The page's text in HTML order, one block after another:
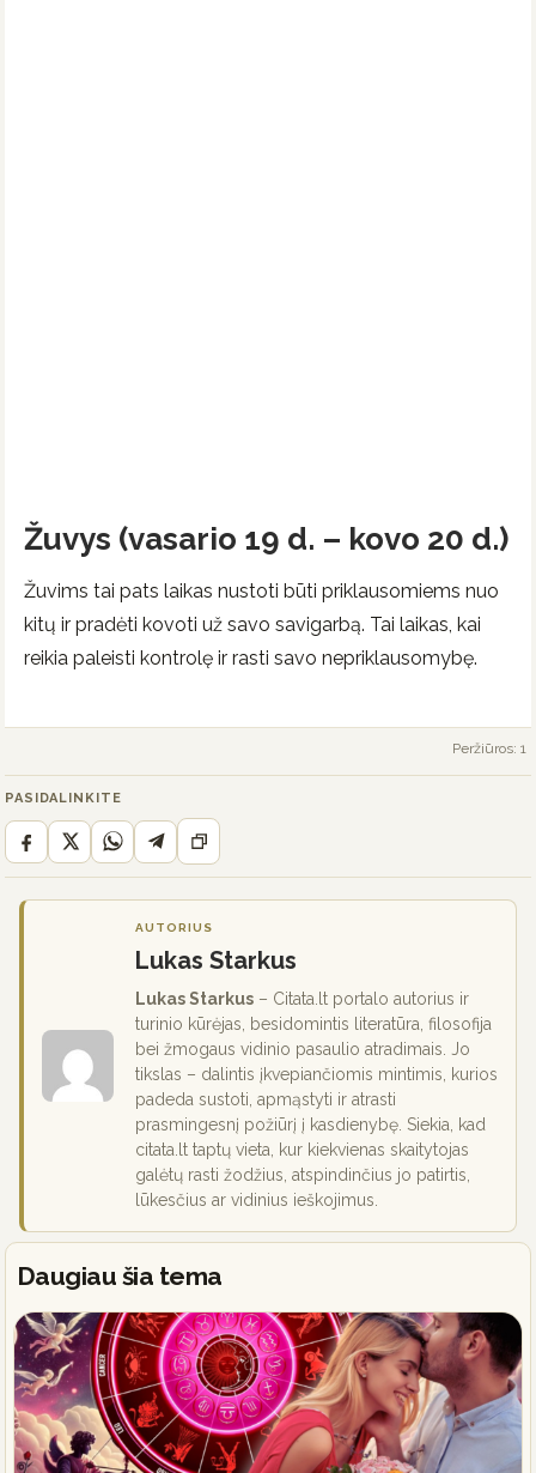
Žuvys (vasario 19 d. – kovo 20 d.)
Žuvims tai pats laikas nustoti būti priklausomiems nuo
kitų ir pradėti kovoti už savo savigarbą. Tai laikas, kai
reikia paleisti kontrolę ir rasti savo nepriklausomybę.
Peržiūros: 1
PASIDALINKITE
AUTORIUS
Lukas Starkus
Lukas Starkus – Citata.lt portalo autorius ir
turinio kūrėjas, besidomintis literatūra, filosofija
bei žmogaus vidinio pasaulio atradimais. Jo
tikslas – dalintis įkvepiančiomis mintimis, kurios
padeda sustoti, apmąstyti ir atrasti
prasmingesnį požiūrį į kasdienybę. Siekia, kad
citata.lt taptų vieta, kur kiekvienas skaitytojas
galėtų rasti žodžius, atspindinčius jo patirtis,
lūkesčius ar vidinius ieškojimus.
Daugiau šia tema